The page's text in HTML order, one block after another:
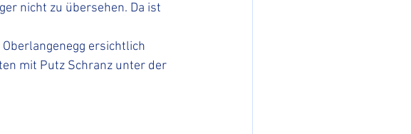
nicht zu übersehen. Da ist
ersichtlich
mit Putz Schranz unter der